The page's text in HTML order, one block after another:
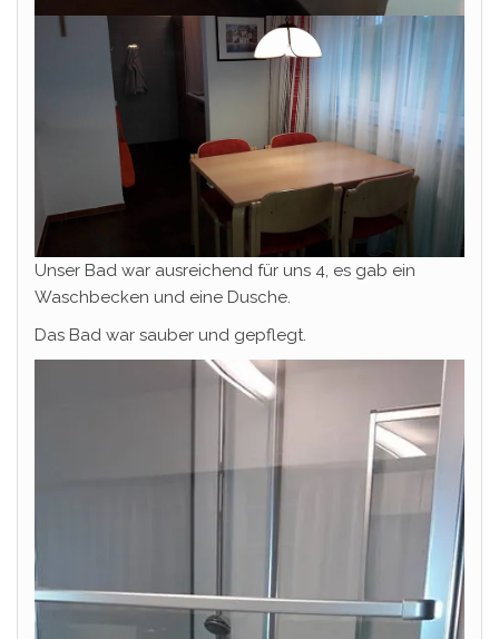
Unser Bad war ausreichend für uns 4, es gab ein
Waschbecken und eine Dusche.
Das Bad war sauber und gepflegt.